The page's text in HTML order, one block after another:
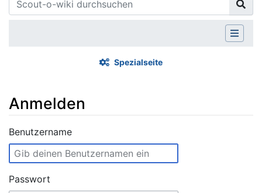
Spezialseite
Anmelden
Wechseln zu:Navigation
Benutzername
Passwort